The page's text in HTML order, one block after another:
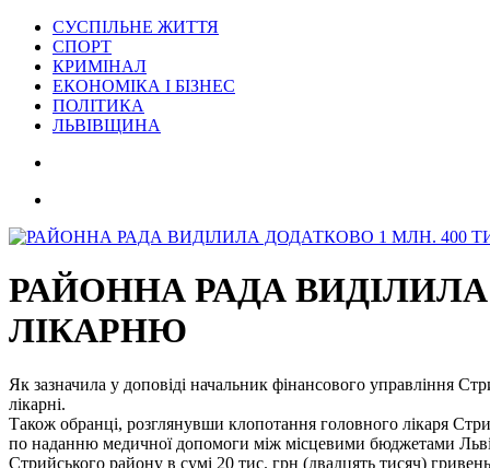
СУСПІЛЬНЕ ЖИТТЯ
СПОРТ
КРИМІНАЛ
ЕКОНОМІКА І БІЗНЕС
ПОЛІТИКА
ЛЬВІВЩИНА
РАЙОННА РАДА
ЛІКАРНЮ
Як зазначила у доповіді начальник фінансового управління
лікарні.
Також обранці, розглянувши клопотання головного лікаря
по наданню медичної допомоги між місцевими бюджетами
Стрийського району в сумі 20 тис. грн (двадцять тисяч)